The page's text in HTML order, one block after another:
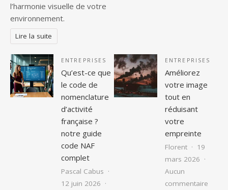
l’harmonie visuelle de votre
environnement.
Lire la suite
ENTREPRISES
Qu’est-ce que
le code de
nomenclature
d’activité
française ?
notre guide
code NAF
complet
Pascal Cabus
12 juin 2026
ENTREPRISES
Améliorez
votre image
tout en
réduisant
votre
empreinte
Florent
19
mars 2026
Aucun
commentaire